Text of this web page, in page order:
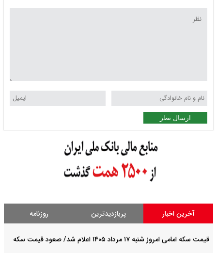
ارسال نظر
آخرین اخبار پربازدیدترین روزنامه
قیمت سکه امامی امروز شنبه ۱۷ مرداد ۱۴۰۵ اعلام شد/ صعود قیمت سکه